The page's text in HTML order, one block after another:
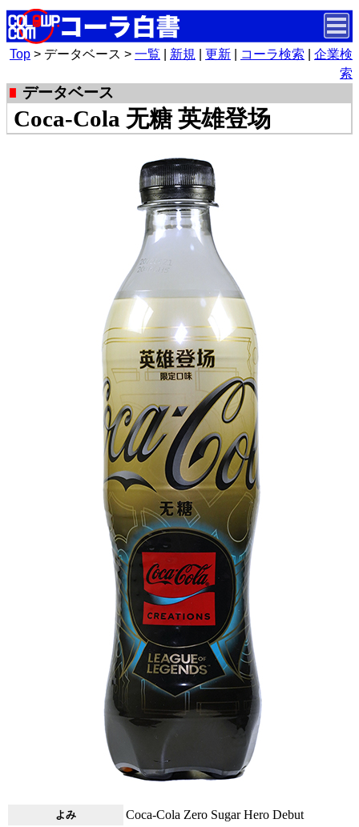
Top > データベース > 一覧 新規 更新 コーラ検索
企業検
索
データベース
Coca-Cola 无糖 英雄登场
よみ Coca-Cola Zero Sugar Hero Debut